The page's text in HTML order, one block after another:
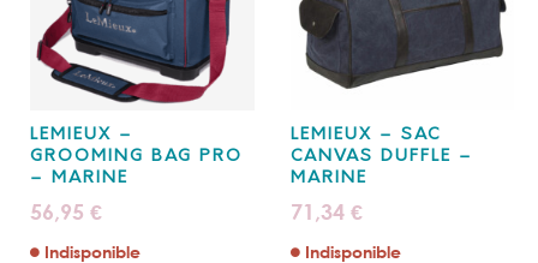
LEMIEUX –
GROOMING BAG PRO
– MARINE
56,95 €
Indisponible
LEMIEUX – SAC
CANVAS DUFFLE –
MARINE
71,34 €
Indisponible